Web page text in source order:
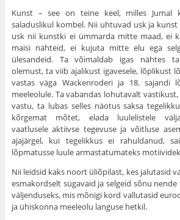
Kunst – see on teine keel, milles Jumal
saladuslikul kombel. Nii uhtuvad usk ja
usk nii kunstki ei ümmarda mitte maad, ei
maisi nähteid, ei kujuta mitte elu ega
ülesandeid. Ta võimaldab igas nähtes
olemust, ta viib ajalikust igavesele, lõplikust
vastas väga Wackenroderi ja 18. sajandi
meeleolule. Ta vabandas lohutavalt
vastu, ta lubas selles näotus saksa
kõrgemat mõtet, elada luulelistele
vaatlusele aktiivse tegevuse ja võit­luse
ajajärgel, kui tegelikkus ei rahuldanud,
lõpmatusse luule armastatumateks
Nii leidsid kaks noort üliõpilast, kes jalutasid
esmakordselt sügavaid ja selgeid sõnu
väljenduseks, mis mõnigi kord vallutasid
ja ühiskonna meeleolu languse hetkil.